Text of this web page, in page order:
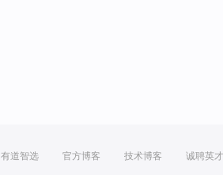
有道智选 官方博客 技术博客 诚聘英才